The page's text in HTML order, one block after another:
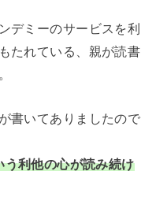
デミーのサービスを利
たれている、親が読書
書いてありましたので
う利他の心が読み続け